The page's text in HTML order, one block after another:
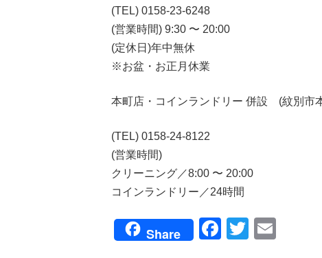
(TEL) 0158-23-6248
(営業時間) 9:30 〜 20:00
(定休日)年中無休
※お盆・お正月休業
本町店・コインランドリー 併設 (紋別市
(TEL) 0158-24-8122
(営業時間)
クリーニング／8:00 〜 20:00
コインランドリー／24時間
Share Facebook
Twitter